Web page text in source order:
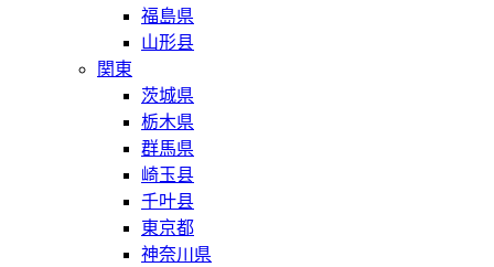
福島県
山形县
関東
茨城県
栃木県
群馬県
崎玉县
千叶县
東京都
神奈川県